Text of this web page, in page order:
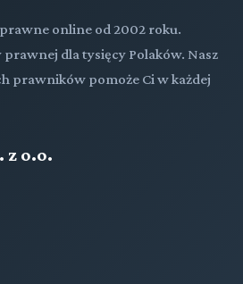
online od 2002 roku.
prawnej dla tysięcy Polaków. Nasz
prawników pomoże Ci w każdej
z o.o.